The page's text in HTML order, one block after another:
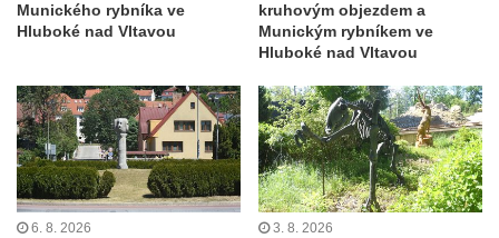
Socha Skupina jeřábů v Tierpark Chemnitz
Socha Tygr v ZOO Leipzig
Socha Atlet v ZOO Leipzig
Socha Marabu v ZOO Leipzig
Busta Karla Maxe Schneidera v ZOO
Munického rybníka ve
Hluboké nad Vltavou
kruhovým objezdem a
Munickým rybníkem ve
Hluboké nad Vltavou
6. 8. 2026 3. 8. 2026